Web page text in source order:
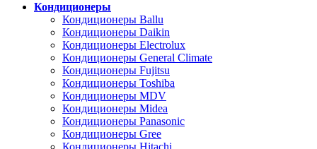
Кондиционеры
Кондиционеры Ballu
Кондиционеры Daikin
Кондиционеры Electrolux
Кондиционеры General Climate
Кондиционеры Fujitsu
Кондиционеры Toshiba
Кондиционеры MDV
Кондиционеры Midea
Кондиционеры Panasonic
Кондиционеры Gree
Кондиционеры Hitachi